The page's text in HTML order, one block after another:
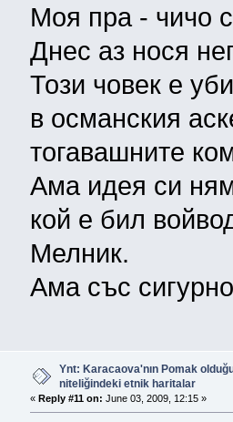
Моя пра - чичо
Днес аз нося
Този човек е
в османския
тогавашните
Ама идея си
кой е бил
Мелник.
Ама със
Ynt: Karacaova'nın Pomak
niteliğindeki etnik haritalar
« Reply #11 on: June 03, 2009, 12:15 »